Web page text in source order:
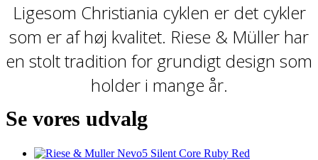
Ligesom Christiania cyklen er det cykler
som er af høj kvalitet. Riese & Müller har
en stolt tradition for grundigt design som
holder i mange år.
Se vores udvalg